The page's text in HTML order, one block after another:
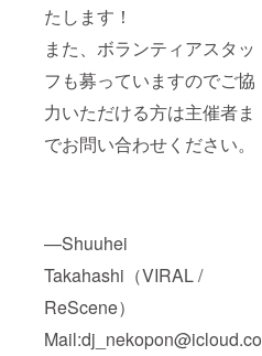
たします！
また、ボランティアスタッ
フも募っていますのでご協
力いただける方は主催者ま
でお問い合わせください。
—Shuuhei
Takahashi（VIRAL /
ReScene）
Mail:dj_nekopon@icloud.co